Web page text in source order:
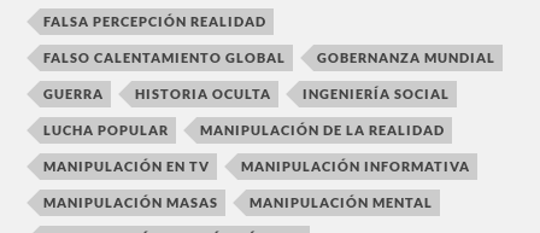
FALSA PERCEPCIÓN REALIDAD
FALSO CALENTAMIENTO GLOBAL GOBERNANZA MUNDIAL
GUERRA HISTORIA OCULTA INGENIERÍA SOCIAL
LUCHA POPULAR MANIPULACIÓN DE LA REALIDAD
MANIPULACIÓN EN TV MANIPULACIÓN INFORMATIVA
MANIPULACIÓN MASAS MANIPULACIÓN MENTAL